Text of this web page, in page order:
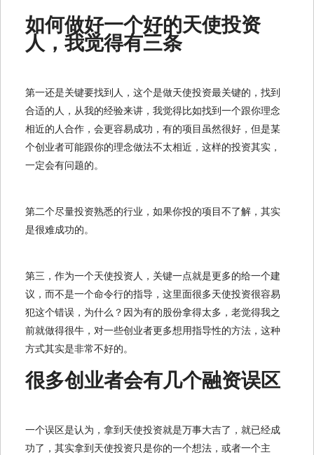
如何做好一个好的天使投资
人，我觉得有三条
第一还是关键要找到人，这个是做天使投资最关键的，找到
合适的人，从我的经验来讲，我觉得比如找到一个跟你理念
相近的人合作，会更容易成功，有的项目虽然很好，但是某
个创业者可能跟你的理念做法不太相近，这样的投资其实，
一定会有问题的。
第二个尽量投资熟悉的行业，如果你投的项目不了解，其实
是很难成功的。
第三，作为一个天使投资人，关键一点就是更多的给一个建
议，而不是一个命令行的指导，这里面很多天使投资很容易
犯这个错误，为什么？因为有的股份拿得太多，老觉得我之
前就做得很牛，对一些创业者更多想用指导性的方法，这种
方式其实是非常不好的。
很多创业者会有几个融资误区
一个误区是认为，拿到天使投资就是万事大吉了，就已经成
功了，其实拿到天使投资只是你的一个想法，或者一个主